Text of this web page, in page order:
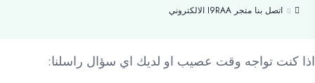
اتصل بنا متجر I9RAA الالكتروني
اذا كنت تواجه وقت عصيب او لديك اي سؤال راسلنا: